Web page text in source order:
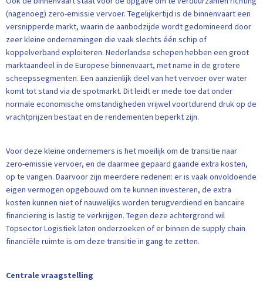
(nagenoeg) zero-emissie vervoer. Tegelijkertijd is de binnenvaart een
versnipperde markt, waarin de aanbodzijde wordt gedomineerd door
zeer kleine ondernemingen die vaak slechts één schip of
koppelverband exploiteren. Nederlandse schepen hebben een groot
marktaandeel in de Europese binnenvaart, met name in de grotere
scheepssegmenten. Een aanzienlijk deel van het vervoer over water
komt tot stand via de spotmarkt. Dit leidt er mede toe dat onder
normale economische omstandigheden vrijwel voortdurend druk op de
vrachtprijzen bestaat en de rendementen beperkt zijn.
Voor deze kleine ondernemers is het moeilijk om de transitie naar
zero-emissie vervoer, en de daarmee gepaard gaande extra kosten,
op te vangen. Daarvoor zijn meerdere redenen: er is vaak onvoldoende
eigen vermogen opgebouwd om te kunnen investeren, de extra
kosten kunnen niet of nauwelijks worden terugverdiend en bancaire
financiering is lastig te verkrijgen. Tegen deze achtergrond wil
Topsector Logistiek laten onderzoeken of er binnen de supply chain
financiële ruimte is om deze transitie in gang te zetten.
Centrale vraagstelling